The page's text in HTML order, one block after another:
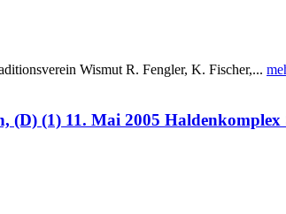
Wismut R. Fengler, K. Fischer,...
(D) (1) 11. Mai 2005